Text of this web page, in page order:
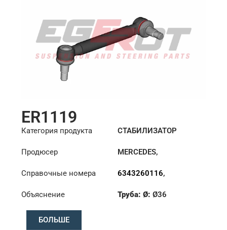
ER1119
Категория продукта СТАБИЛИЗАТОР
Продюсер MERCEDES,
Справочные номера
6343260116,
6343260816,
Объяснение Труба: Ø:Ø36
БОЛЬШЕ